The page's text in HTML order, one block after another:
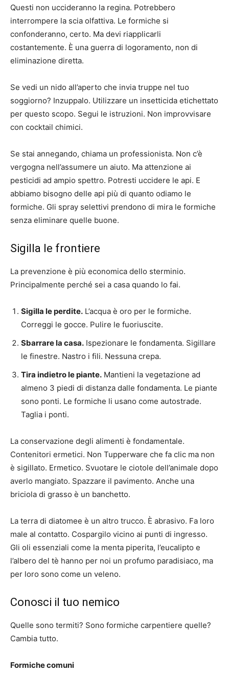
Questi non uccideranno la regina. Potrebbero
interrompere la scia olfattiva. Le formiche si
confonderanno, certo. Ma devi riapplicarli
costantemente. È una guerra di logoramento, non di
eliminazione diretta.
Se vedi un nido all’aperto che invia truppe nel tuo
soggiorno? Inzuppalo. Utilizzare un insetticida etichettato
per questo scopo. Segui le istruzioni. Non improvvisare
con cocktail chimici.
Se stai annegando, chiama un professionista. Non c’è
vergogna nell’assumere un aiuto. Ma attenzione ai
pesticidi ad ampio spettro. Potresti uccidere le api. E
abbiamo bisogno delle api più di quanto odiamo le
formiche. Gli spray selettivi prendono di mira le formiche
senza eliminare quelle buone.
Sigilla le frontiere
La prevenzione è più economica dello sterminio.
Principalmente perché sei a casa quando lo fai.
Sigilla le perdite. L’acqua è oro per le formiche.
Correggi le gocce. Pulire le fuoriuscite.
Sbarrare la casa. Ispezionare le fondamenta. Sigillare
le finestre. Nastro i fili. Nessuna crepa.
Tira indietro le piante. Mantieni la vegetazione ad
almeno 3 piedi di distanza dalle fondamenta. Le piante
sono ponti. Le formiche li usano come autostrade.
Taglia i ponti.
La conservazione degli alimenti è fondamentale.
Contenitori ermetici. Non Tupperware che fa clic ma non
è sigillato. Ermetico. Svuotare le ciotole dell’animale dopo
averlo mangiato. Spazzare il pavimento. Anche una
briciola di grasso è un banchetto.
La terra di diatomee è un altro trucco. È abrasivo. Fa loro
male al contatto. Cospargilo vicino ai punti di ingresso.
Gli oli essenziali come la menta piperita, l’eucalipto e
l’albero del tè hanno per noi un profumo paradisiaco, ma
per loro sono come un veleno.
Conosci il tuo nemico
Quelle sono termiti? Sono formiche carpentiere quelle?
Cambia tutto.
Formiche comuni